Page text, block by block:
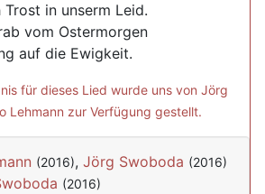
in unserm Leid.
vom Ostermorgen
auf die Ewigkeit.
für dieses Lied wurde uns von Jörg
Lehmann zur Verfügung gestellt.
(2016), Jörg Swoboda (2016)
(2016)